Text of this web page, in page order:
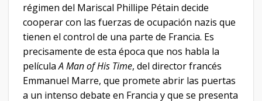
régimen del Mariscal Phillipe Pétain decide
cooperar con las fuerzas de ocupación nazis que
tienen el control de una parte de Francia. Es
precisamente de esta época que nos habla la
películaA Man of His Time, del director francés
Emmanuel Marre, que promete abrir las puertas
a un intenso debate en Francia y que se presenta